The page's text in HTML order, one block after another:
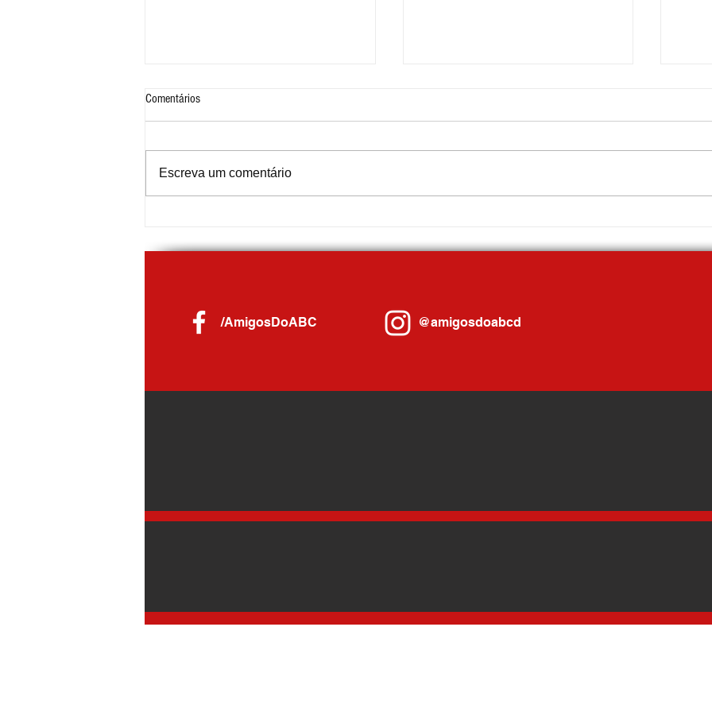
operação no Jardim Santo André
Prefeitura e ENEL
com
Comentários
Escreva um comentário
/AmigosDoABC @amigosdoabcd